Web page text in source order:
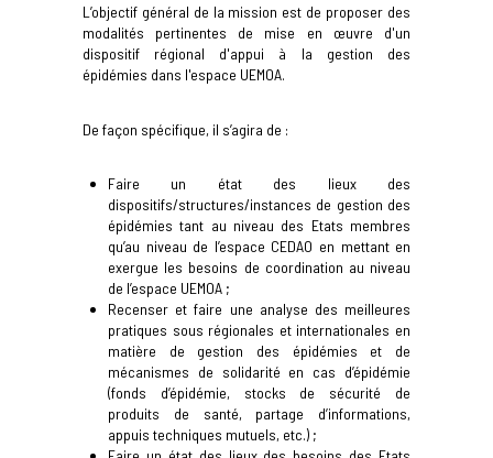
L’objectif général de la mission est de proposer des
modalités pertinentes de mise en œuvre d'un
dispositif régional d'appui à la gestion des
épidémies dans l'espace UEMOA.
De façon spécifique, il s’agira de :
Faire un état des lieux des
dispositifs/structures/instances de gestion des
épidémies tant au niveau des Etats membres
qu’au niveau de l’espace CEDAO en mettant en
exergue les besoins de coordination au niveau
de l’espace UEMOA ;
Recenser et faire une analyse des meilleures
pratiques sous régionales et internationales en
matière de gestion des épidémies et de
mécanismes de solidarité en cas d’épidémie
(fonds d’épidémie, stocks de sécurité de
produits de santé, partage d’informations,
appuis techniques mutuels, etc.) ;